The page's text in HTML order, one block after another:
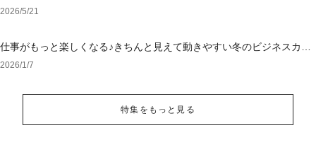
けを乗り切る「大人の撥水・ウォッシャブル」特集
2026/5/21
仕事がもっと楽しくなる♪きちんと見えて動きやすい冬のビジネスカジ
ュアル
2026/1/7
特集をもっと見る